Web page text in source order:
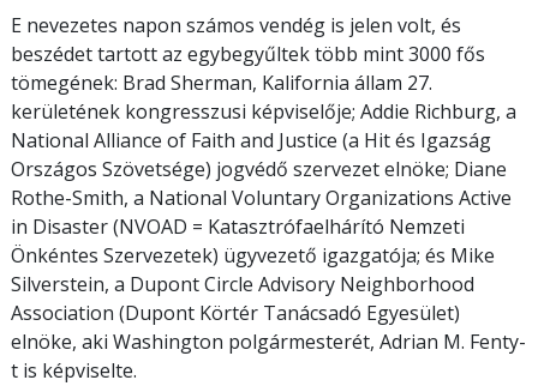
E nevezetes napon számos vendég is jelen volt, és
beszédet tartott az egybegyűltek több mint 3000 fős
tömegének: Brad Sherman, Kalifornia állam 27.
kerületének kongresszusi képviselője; Addie Richburg, a
National Alliance of Faith and Justice (a Hit és Igazság
Országos Szövetsége) jogvédő szervezet elnöke; Diane
Rothe-Smith, a National Voluntary Organizations Active
in Disaster (NVOAD = Katasztrófaelhárító Nemzeti
Önkéntes Szervezetek) ügyvezető igazgatója; és Mike
Silverstein, a Dupont Circle Advisory Neighborhood
Association (Dupont Körtér Tanácsadó Egyesület)
elnöke, aki Washington polgármesterét, Adrian M. Fenty-
t is képviselte.